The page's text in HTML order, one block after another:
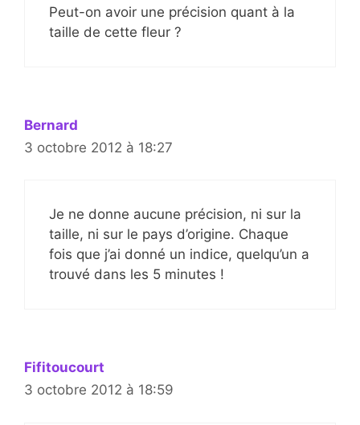
Peut-on avoir une précision quant à la
taille de cette fleur ?
Bernard
3 octobre 2012 à 18:27
Je ne donne aucune précision, ni sur la
taille, ni sur le pays d’origine. Chaque
fois que j’ai donné un indice, quelqu’un a
trouvé dans les 5 minutes !
Fifitoucourt
3 octobre 2012 à 18:59